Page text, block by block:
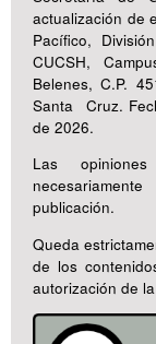
actualización de
Pacífico,
CUCSH,
Belenes, C.P.
Santa Cruz.
de 2026.
Las
publicación.
Queda
de los
autorización de